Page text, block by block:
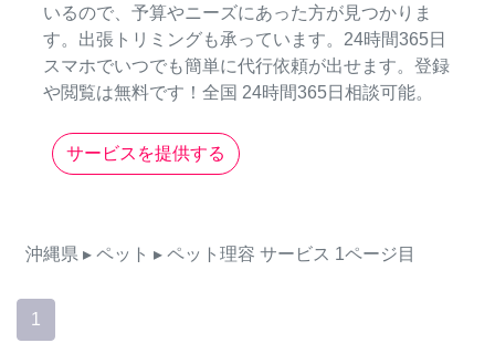
いるので、予算やニーズにあった方が見つかりま
す。出張トリミングも承っています。24時間365日
スマホでいつでも簡単に代行依頼が出せます。登録
や閲覧は無料です！全国 24時間365日相談可能。
サービスを提供する
沖縄県 ▸ ペット ▸ ペット理容 サービス 1ページ目
1